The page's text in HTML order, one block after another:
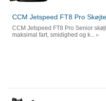
CCM Jetspeed FT8 Pro
CCM Jetspeed FT8 Pro Senior
maksimal fart, smidighed og k...